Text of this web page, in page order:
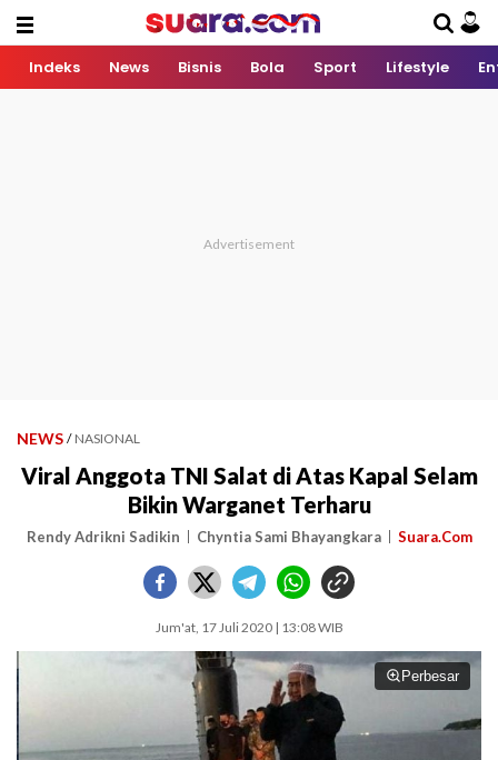
Indeks News Bisnis Bola Sport Lifestyle
NEWS / NASIONAL
Viral Anggota TNI Salat di Atas Kapal Selam
Bikin Warganet Terharu
Rendy Adrikni Sadikin Chyntia Sami Bhayangkara Suara.Com
Jum'at, 17 Juli 2020 | 13:08 WIB
Perbesar